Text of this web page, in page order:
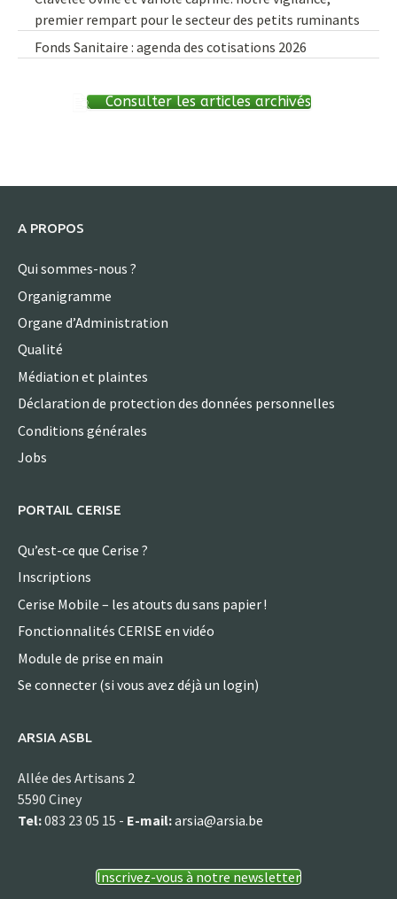
premier rempart pour le secteur des petits ruminants
Fonds Sanitaire : agenda des cotisations 2026
Consulter les articles archivés
A PROPOS
Qui sommes-nous ?
Organigramme
Organe d’Administration
Qualité
Médiation et plaintes
Déclaration de protection des données personnelles
Conditions générales
Jobs
PORTAIL CERISE
Qu’est-ce que Cerise ?
Inscriptions
Cerise Mobile – les atouts du sans papier !
Fonctionnalités CERISE en vidéo
Module de prise en main
Se connecter (si vous avez déjà un login)
ARSIA ASBL
Allée des Artisans 2
5590 Ciney
Tel:083 23 05 15 - E-mail:arsia@arsia.be
Inscrivez-vous à notre newsletter